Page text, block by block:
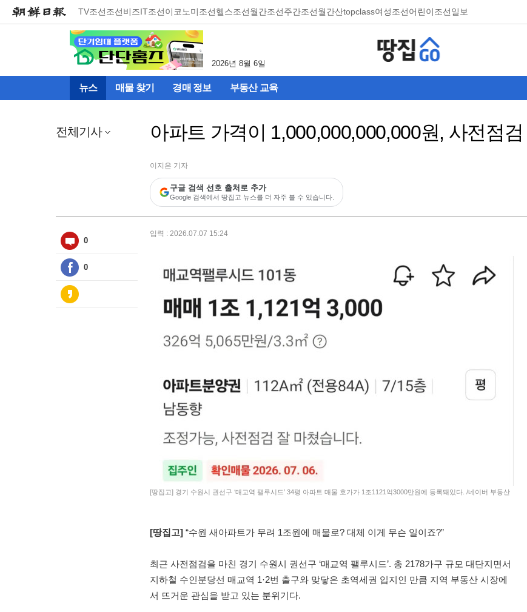
TV조선조선비즈IT조선이코노미조선헬스조선월간조선주간조선월간산topclass여성조선어린이조선일보
2026년 8월 6일
뉴스 매물 찾기 경매 정보 부동산 교육
전체기사 아파트 가격이 1,000,000,000,000원, 사전점
이지은 기자
구글 검색 선호 출처로 추가
Google 검색에서 땅집고 뉴스를 더 자주 볼 수 있습니다.
0
0
입력 : 2026.07.07 15:24
[땅집고] 경기 수원시 권선구 ‘매교역 팰루시드’ 34평 아파트 매물 호가가 1조1121억3000만원에 등록돼있다. /네이버 부동산
[땅집고] “수원 새아파트가 무려 1조원에 매물로? 대체 이게 무슨 일이죠?”
최근 사전점검을 마친 경기 수원시 권선구 ‘매교역 팰루시드’. 총 2178가구 규모 대단지면서
지하철 수인분당선 매교역 1·2번 출구와 맞닿은 초역세권 입지인 만큼 지역 부동산 시장에
서 뜨거운 관심을 받고 있는 분위기다.